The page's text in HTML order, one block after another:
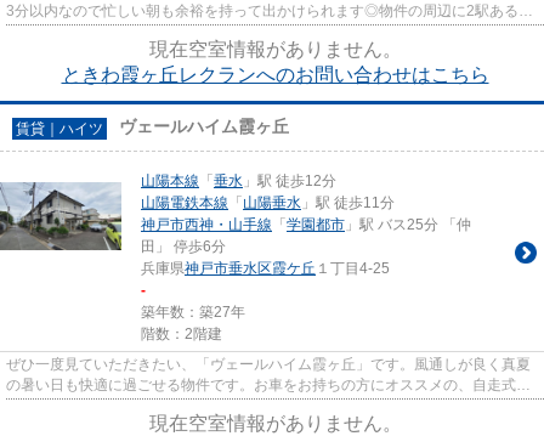
3分以内なので忙しい朝も余裕を持って出かけられます◎物件の周辺に2駅あるの
現在空室情報がありません。
ときわ霞ヶ丘レクランへのお問い合わせはこちら
賃貸｜ハイツ ヴェールハイム霞ヶ丘
山陽本線 「 垂水 」駅 徒歩12分
山陽電鉄本線 「 山陽垂水 」駅 徒歩11分
神戸市西神・山手線 「 学園都市 」駅 バス25分 「仲
田」 停歩6分
兵庫県神戸市垂水区霞ケ丘 １丁目4-25
-
築年数：築27年
階数：2階建
ぜひ一度見ていただきたい、「ヴェールハイム霞ヶ丘」です。風通しが良く真夏
の暑い日も快適に過ごせる物件です。お車をお持ちの方にオススメの、自走式駐
現在空室情報がありません。